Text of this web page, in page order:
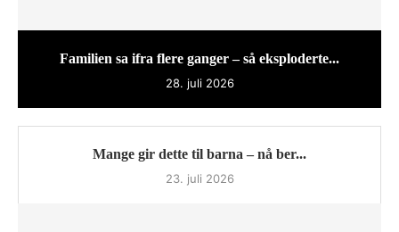
Familien sa ifra flere ganger – så eksploderte...
28. juli 2026
Mange gir dette til barna – nå ber...
23. juli 2026